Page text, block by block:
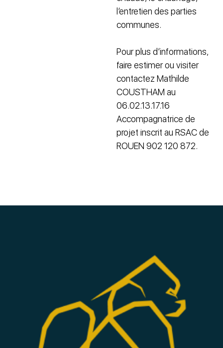
l’entretien des parties
communes.
Pour plus d’informations,
faire estimer ou visiter
contactez Mathilde
COUSTHAM au
06.02.13.17.16
Accompagnatrice de
projet inscrit au RSAC de
ROUEN 902 120 872.